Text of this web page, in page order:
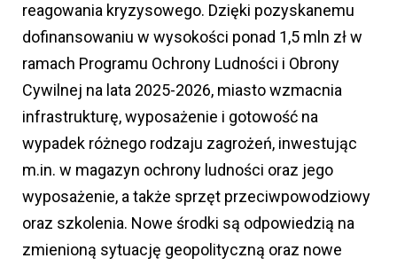
reagowania kryzysowego. Dzięki pozyskanemu
dofinansowaniu w wysokości ponad 1,5 mln zł w
ramach Programu Ochrony Ludności i Obrony
Cywilnej na lata 2025-2026, miasto wzmacnia
infrastrukturę, wyposażenie i gotowość na
wypadek różnego rodzaju zagrożeń, inwestując
m.in. w magazyn ochrony ludności oraz jego
wyposażenie, a także sprzęt przeciwpowodziowy
oraz szkolenia. Nowe środki są odpowiedzią na
zmienioną sytuację geopolityczną oraz nowe